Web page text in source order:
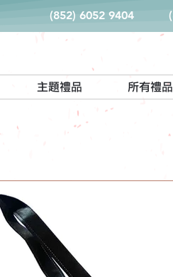
(852) 6052 9404
主題禮品 所有禮